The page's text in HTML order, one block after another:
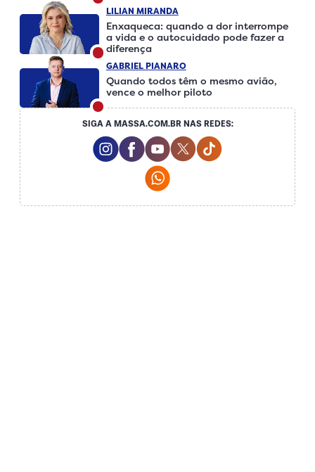
LILIAN MIRANDA
Enxaqueca: quando a dor interrompe
a vida e o autocuidado pode fazer a
diferença
GABRIEL PIANARO
Quando todos têm o mesmo avião,
vence o melhor piloto
SIGA A MASSA.COM.BR NAS REDES:
Instagram Social Media
Facebook Social Media
Youtube Social Media
Twitter Social Media
Tiktok Social
Whatsapp Social Media